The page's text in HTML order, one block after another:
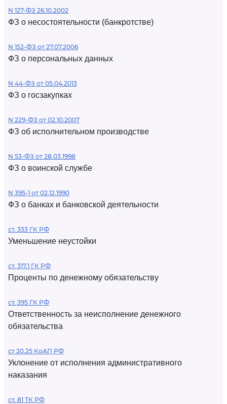
N 127-ФЗ 26.10.2002
ФЗ о несостоятельности (банкротстве)
N 152-ФЗ от 27.07.2006
ФЗ о персональных данных
N 44-ФЗ от 05.04.2013
ФЗ о госзакупках
N 229-ФЗ от 02.10.2007
ФЗ об исполнительном производстве
N 53-ФЗ от 28.03.1998
ФЗ о воинской службе
N 395-1 от 02.12.1990
ФЗ о банках и банковской деятельности
ст. 333 ГК РФ
Уменьшение неустойки
ст. 317.1 ГК РФ
Проценты по денежному обязательству
ст. 395 ГК РФ
Ответственность за неисполнение денежного
обязательства
ст 20.25 КоАП РФ
Уклонение от исполнения административного
наказания
ст. 81 ТК РФ